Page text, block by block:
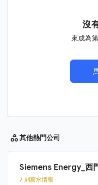
沒
來成為
其他熱門公司
Siemens Energy_西
7 則薪水情報